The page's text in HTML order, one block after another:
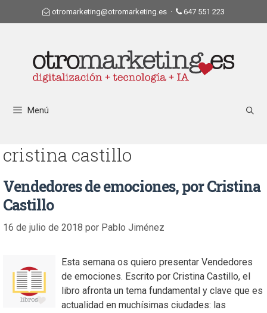
otromarketing@otromarketing.es · 647 551 223
Menú
cristina castillo
Vendedores de emociones, por Cristina
Castillo
16 de julio de 2018 por Pablo Jiménez
Esta semana os quiero presentar Vendedores
de emociones. Escrito por Cristina Castillo, el
libro afronta un tema fundamental y clave que es
actualidad en muchísimas ciudades: las